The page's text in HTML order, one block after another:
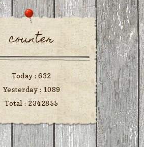
counter
Today :632
Yesterday : 1089
Total : 2342855